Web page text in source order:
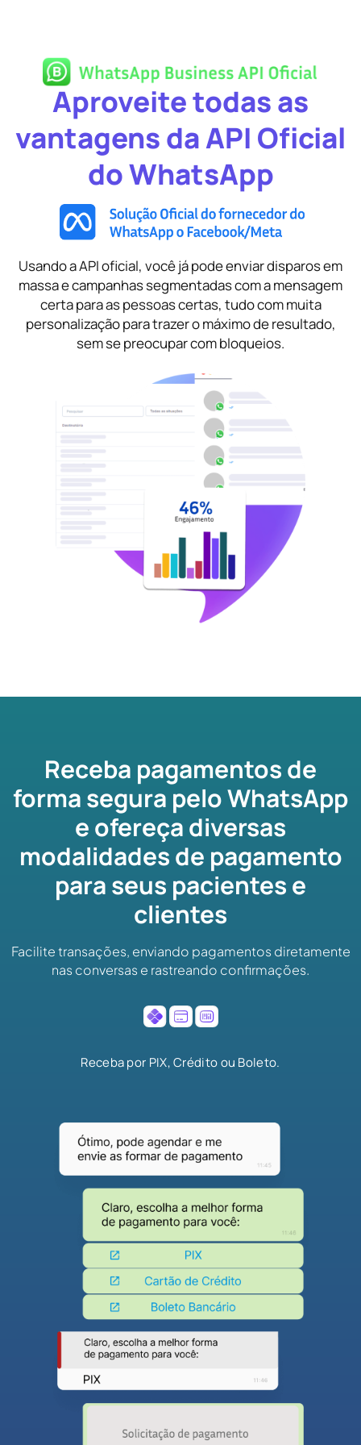
Aproveite todas as
vantagens da API Oficial
do WhatsApp
Usando a API oficial, você já pode enviar disparos em
massa e campanhas segmentadas com a mensagem
certa para as pessoas certas, tudo com muita
personalização para trazer o máximo de resultado,
sem se preocupar com bloqueios.
Receba pagamentos de
forma segura pelo WhatsApp
e ofereça diversas
modalidades de pagamento
para seus pacientes e
clientes
Facilite transações, enviando pagamentos diretamente
nas conversas e rastreando confirmações.
Receba por PIX, Crédito ou Boleto.